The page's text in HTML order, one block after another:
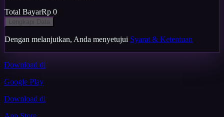
Total BayarRp 0
Dengan melanjutkan, Anda menyetujui Syarat & Ketentuan
Download di
Google Play
Download di